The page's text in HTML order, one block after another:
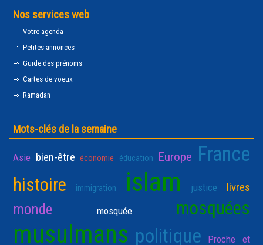
Nos services web
Votre agenda
Petites annonces
Guide des prénoms
Cartes de voeux
Ramadan
Mots-clés de la semaine
Asie bien-être économie éducation Europe France
histoire immigration islam justice livres
monde mosquée mosquées
musulmans politique Proche et